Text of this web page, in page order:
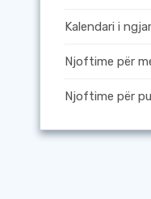
Kalendari i
Njoftime për
Njoftime për